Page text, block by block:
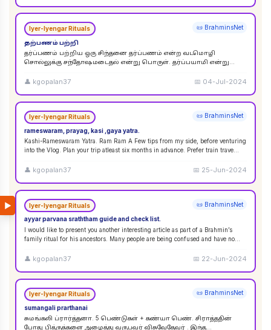
▶
Iyer-Iyengar Rituals 📜 BrahminsNet
தற்பணம் பற்றி
தர்ப்பணம் பற்றிய ஒரு சிந்தனை தர்ப்பணம் என்ற வடமொழி
சொல்லுக்கு சந்தோஷமடைதல் என்று பொருள். தர்ப்பயாமி என்று
கொள்ளலாம்...
👤 kgopalan37 📅 04-Jul-2024
Iyer-Iyengar Rituals 📜 BrahminsNet
rameswaram, prayag, kasi ,gaya yatra.
Kashi-Rameswaram Yatra. Ram Ram A Few tips from my side, before venturing
into the Vlog. Plan your trip atleast six months in advance. Prefer train trave...
👤 kgopalan37 📅 25-Jun-2024
Iyer-Iyengar Rituals 📜 BrahminsNet
ayyar parvana sraththam guide and check list.
I would like to present you another interesting article as part of a Brahmin’s
family ritual for his ancestors. Many people are being confused and have no
👤 kgopalan37 📅 22-Jun-2024
Iyer-Iyengar Rituals 📜 BrahminsNet
sumangali prarthanai
சுமங்கலி ப்ரார்த்தனா. 5 பெண்டுகள் + கண்யா பெண். சிராத்ததின்
போது பித்ருக்களை அழைத்து வருபவர் விசுவேதேவர் . இந்த